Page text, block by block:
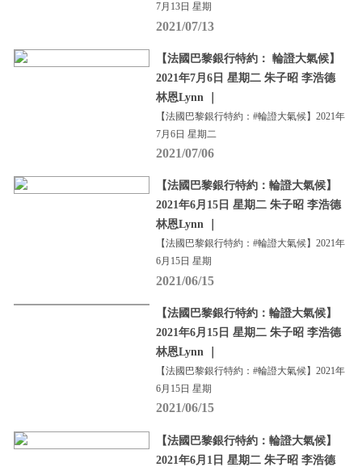
7月13日 星期
2021/07/13
【法國巴黎銀行特約： 輪證大氣候】
2021年7月6日 星期二 朱子昭 李浩德
林恩Lynn ｜
【法國巴黎銀行特約：#輪證大氣候】2021年
7月6日 星期二
2021/07/06
【法國巴黎銀行特約：輪證大氣候】
2021年6月15日 星期二 朱子昭 李浩德
林恩Lynn ｜
【法國巴黎銀行特約：#輪證大氣候】2021年
6月15日 星期
2021/06/15
【法國巴黎銀行特約：輪證大氣候】
2021年6月15日 星期二 朱子昭 李浩德
林恩Lynn ｜
【法國巴黎銀行特約：#輪證大氣候】2021年
6月15日 星期
2021/06/15
【法國巴黎銀行特約：輪證大氣候】
2021年6月1日 星期二 朱子昭 李浩德